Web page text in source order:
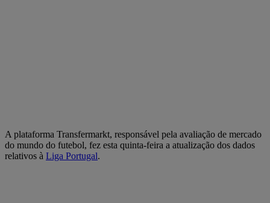
A plataforma Transfermarkt, responsável pela avaliação de mercado
do mundo do futebol, fez esta quinta-feira a atualização dos dados
relativos à Liga Portugal.